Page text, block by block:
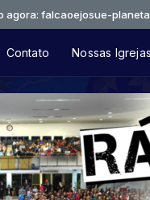
planeta-terra
Contato Nossas Igrejas